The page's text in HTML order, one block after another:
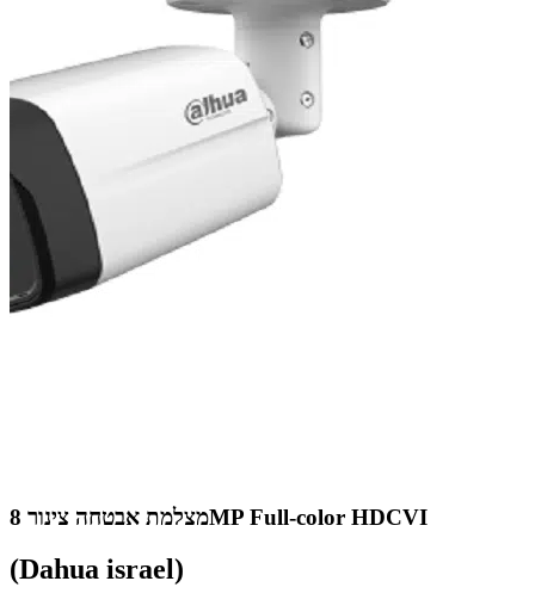
מצלמת אבטחה צינור 8MP Full-color HDCVI
(Dahua israel)